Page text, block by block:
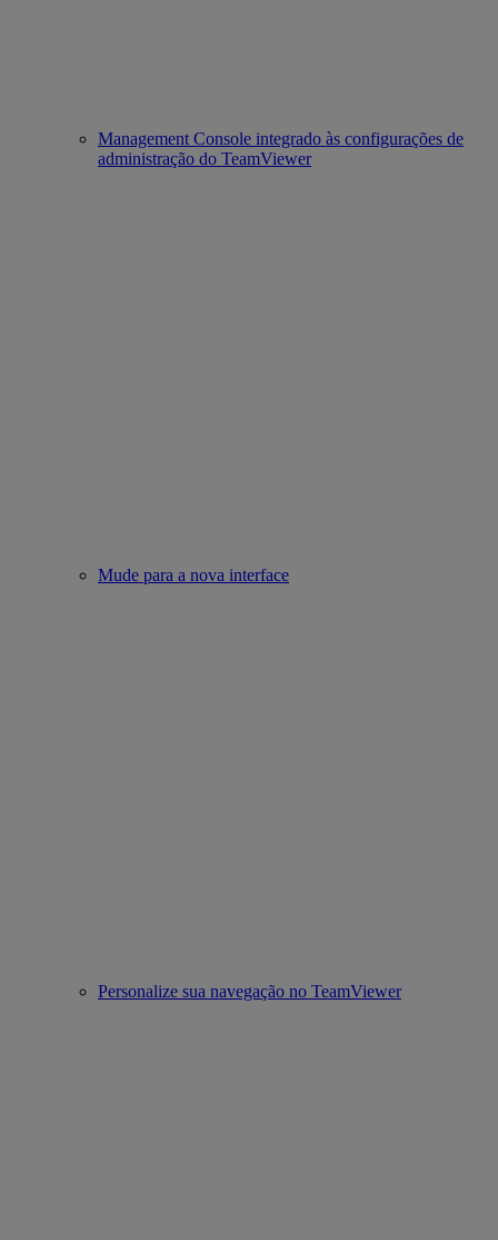
Management Console integrado às configurações de
administração do TeamViewer
Mude para a nova interface
Personalize sua navegação no TeamViewer